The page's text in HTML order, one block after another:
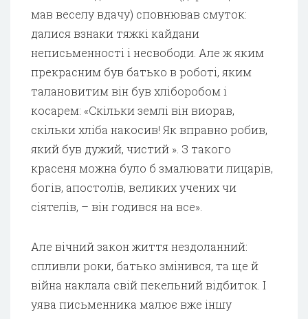
мав веселу вдачу) сповнював смуток:
далися взнаки тяжкі кайдани
неписьменності і несвободи. Але ж яким
прекрасним був батько в роботі, яким
талановитим він був хліборобом і
косарем: «Скільки землі він виорав,
скільки хліба накосив! Як вправно робив,
який був дужий, чистий ». З такого
красеня можна було б змалювати лицарів,
богів, апостолів, великих учених чи
сіятелів, – він годився на все».
Але вічний закон життя нездоланний:
спливли роки, батько змінився, та ще й
війна наклала свій пекельний відбиток. І
уява письменника малює вже іншу